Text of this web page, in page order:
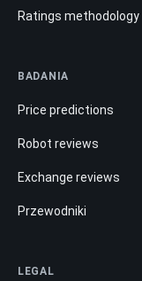
Ratings methodology
BADANIA
Price predictions
Robot reviews
Exchange reviews
Przewodniki
LEGAL